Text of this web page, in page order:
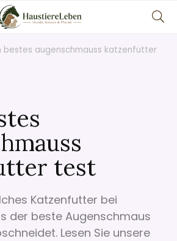
bestes augenschmauss katzenfutter
test
Katzenfutter bei
der beste Augenschmaus
Lesen Sie unsere